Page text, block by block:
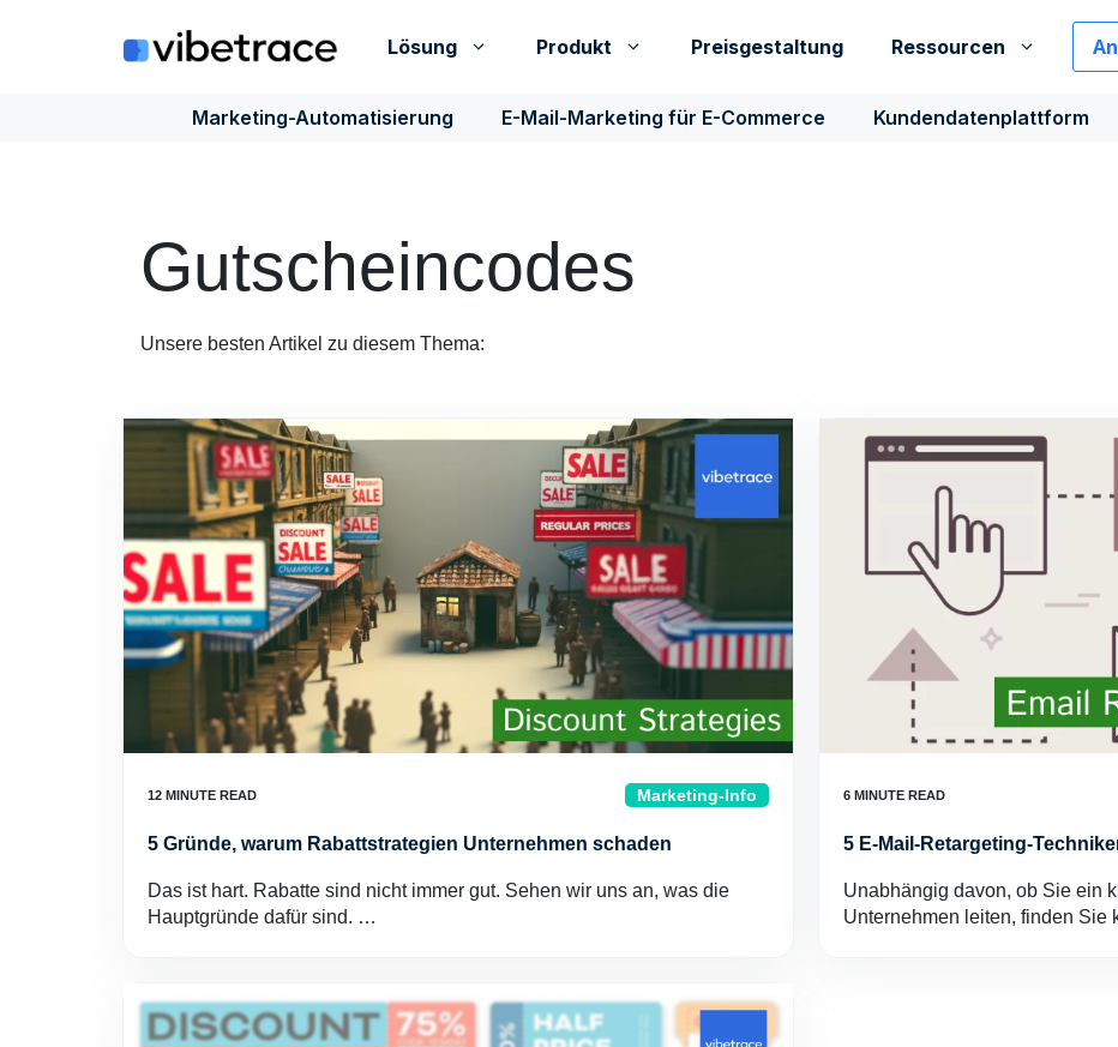
Lösung Produkt Preisgestaltung Ressourcen
Marketing-Automatisierung E-Mail-Marketing für E-Commerce Kundendatenplattform
Gutscheincodes
Unsere besten Artikel zu diesem Thema:
Marketing-Info
5 Gründe, warum Rabattstrategien Unternehmen schaden
Das ist hart. Rabatte sind nicht immer gut. Sehen wir uns an, was die
Hauptgründe dafür sind. …
5 E-Mail-Retargeting-
Unabhängig davon, ob Sie ein
Unternehmen leiten, finden